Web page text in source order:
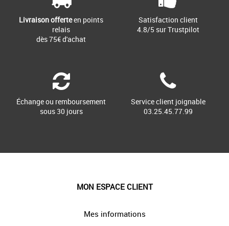
Livraison offerteen points
relais
dès 75€ d'achat
Satisfaction client
4.8/5 sur Trustpilot
Échange ou remboursement
sous 30 jours
Service client joignable
03.25.45.77.99
MON ESPACE CLIENT
Mes informations